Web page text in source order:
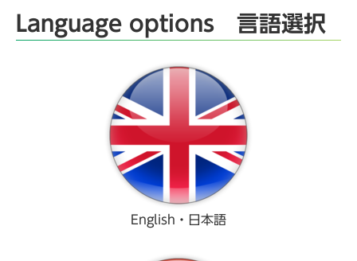
ら
Language options 言語選択
English・日本語